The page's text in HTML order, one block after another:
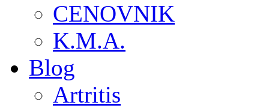
CENOVNIK
K.M.A.
Blog
Artritis